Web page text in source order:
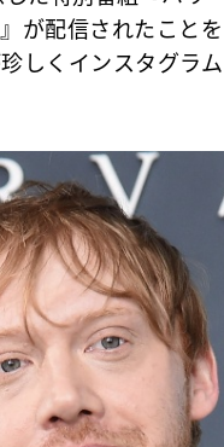
が配信されたこと
しくインスタグラ